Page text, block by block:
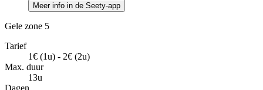
Meer info in de Seety-app
Gele zone 5
Tarief
1€ (1u) - 2€ (2u)
Max. duur
13u